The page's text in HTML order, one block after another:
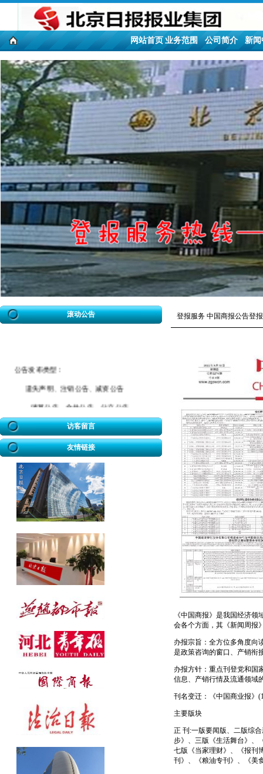
网站首页 业务范围 公司简介 新闻
滚动公告
公告发布类型：
遗失声明、注销公告、减资公告
清算公告、合并公告、分立公告
催款公告、拆迁公告、海事公告
迁坟公告、法院公告、送达公告
开业公告、破产公告、协查公告
冒用声明、致歉公告、招标公告
企业迁址公告、房屋权属转移公告
股权转让公告、解除合同公告等
公告发布热线：010-61429368
访客留言
友情链接
登报服务 中国商报公告登报
《中国商报》是我国经济
会各个方面，其《新闻周报
办报宗旨：全方位多角度向
是政策咨询的窗口、产销衔
办报方针：重点刊登党和国
信息、产销行情及流通领域
刊名变迁：《中国商业报》
主要版块
正 刊:一版要闻版、二版综
步》、三版《生活舞台》、
七版《当家理财》、《报刊
刊》、《粮油专刊》、《美